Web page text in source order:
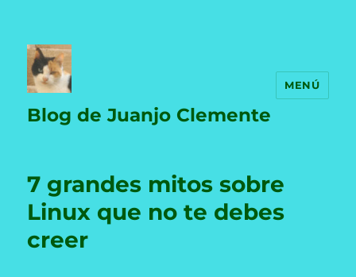
Blog de Juanjo Clemente
MENÚ
7 grandes mitos sobre
Linux que no te debes
creer